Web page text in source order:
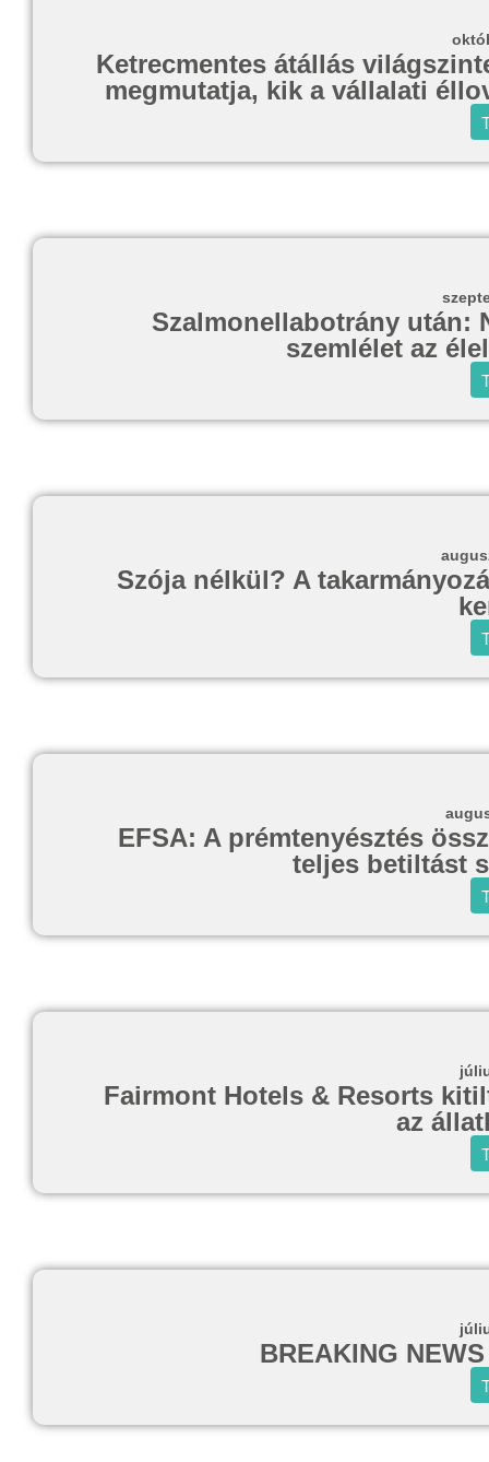
Ketrecmentes átállás
megmutatja, kik a vállalati
Szalmonellabotrány után:
szemlélet az
Szója nélkül? A
EFSA: A prémtenyésztés
teljes betiltást
Fairmont Hotels & Resorts
az
BREAKING